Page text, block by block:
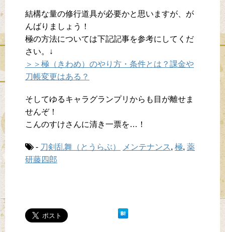
結構な量の修行道具が必要かと思いますが、が
んばりましょう！
極の方法については下記記事を参考にしてくだ
さい。↓
＞＞極（きわめ）のやり方・条件とは？課金や
刀帳変更はある？
そしてゆるキャラグランプリからも目が離せま
せんぞ！
こんのすけさんに清き一票を…！
- 刀剣乱舞（とうらぶ） メンテナンス , 極, 薬
研藤四郎